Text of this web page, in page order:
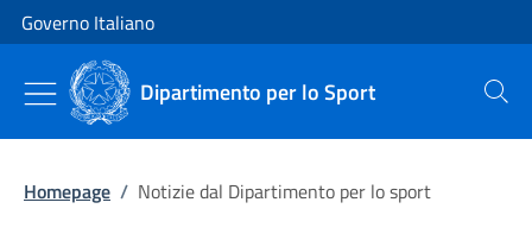
Vai al contenuto
Vai alla navigazione del sito
Governo Italiano
Dipartimento per lo Sport Cerca
Homepage / Notizie dal Dipartimento per lo sport